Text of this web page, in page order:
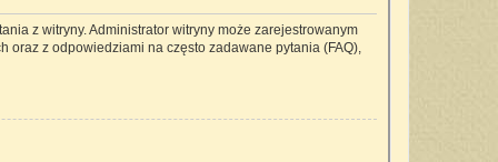
z witryny. Administrator witryny może zarejestrowanym
z odpowiedziami na często zadawane pytania (FAQ),